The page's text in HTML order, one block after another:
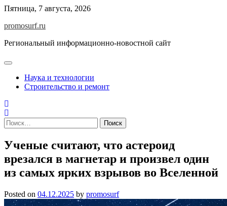
Skip
content
Пятница, 7 августа, 2026
promosurf.ru
Региональный информационно-новостной сайт
Наука и технологии
Строительство и ремонт
Найти:
Ученые считают, что астероид
врезался в магнетар и произвел один
из самых ярких взрывов во Вселенной
Posted on 04.12.2025 by promosurf